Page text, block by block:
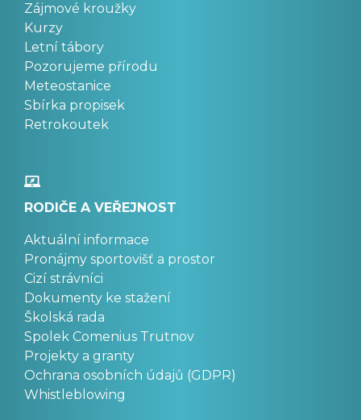
Zájmové kroužky
Kurzy
Letní tábory
Pozorujeme přírodu
Meteostanice
Sbírka propisek
Retrokoutek
RODIČE A VEŘEJNOST
Aktuální informace
Pronájmy sportovišť a prostor
Cizí strávníci
Dokumenty ke stažení
Školská rada
Spolek Comenius Trutnov
Projekty a granty
Ochrana osobních údajů (GDPR)
Whistleblowing